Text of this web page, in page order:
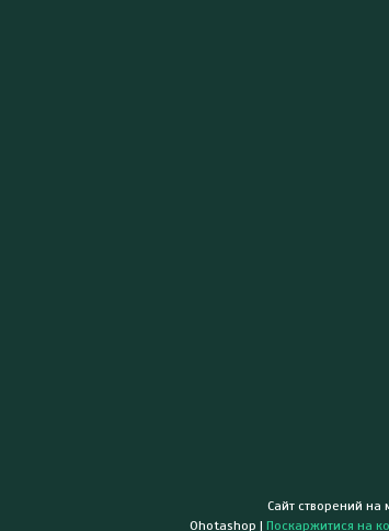
Сайт створений на
Ohotashop | Поскаржитися на